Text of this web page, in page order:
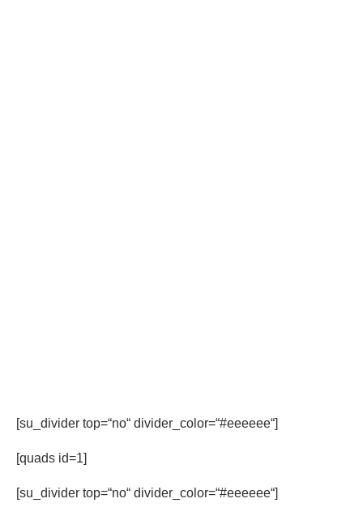
[su_divider top=“no“ divider_color=“#eeeeee“]
[quads id=1]
[su_divider top=“no“ divider_color=“#eeeeee“]